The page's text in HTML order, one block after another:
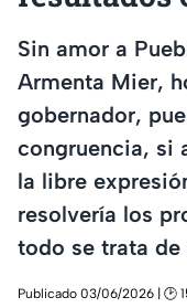
Sin amor a
Armenta Mier,
gobernador,
congruencia, si
la libre
resolvería los
todo se trata
Publicado 03/06/2026 | 🕑